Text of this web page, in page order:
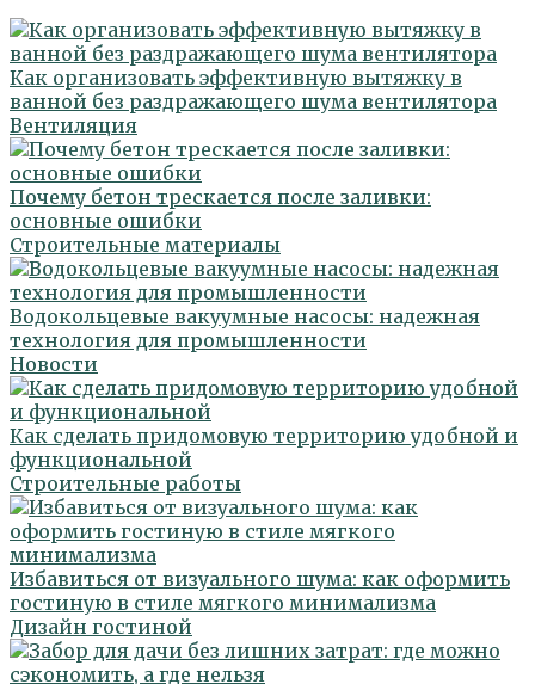
Как организовать эффективную вытяжку в
ванной без раздражающего шума вентилятора
Вентиляция
Почему бетон трескается после заливки:
основные ошибки
Строительные материалы
Водокольцевые вакуумные насосы: надежная
технология для промышленности
Новости
Как сделать придомовую территорию удобной и
функциональной
Строительные работы
Избавиться от визуального шума: как оформить
гостиную в стиле мягкого минимализма
Дизайн гостиной